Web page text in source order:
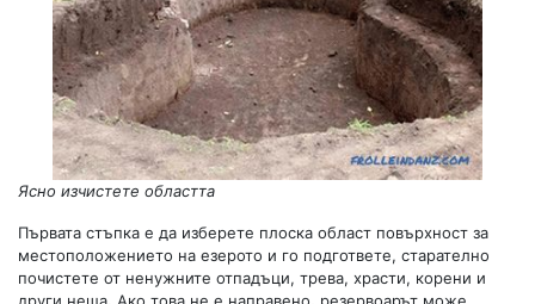
Ясно изчистете областта
Първата стъпка е да изберете плоска област повърхност за
местоположението на езерото и го подгответе, старателно
почистете от ненужните отпадъци, трева, храсти, корени и
други неща. Ако това не е направено, резервоарът може